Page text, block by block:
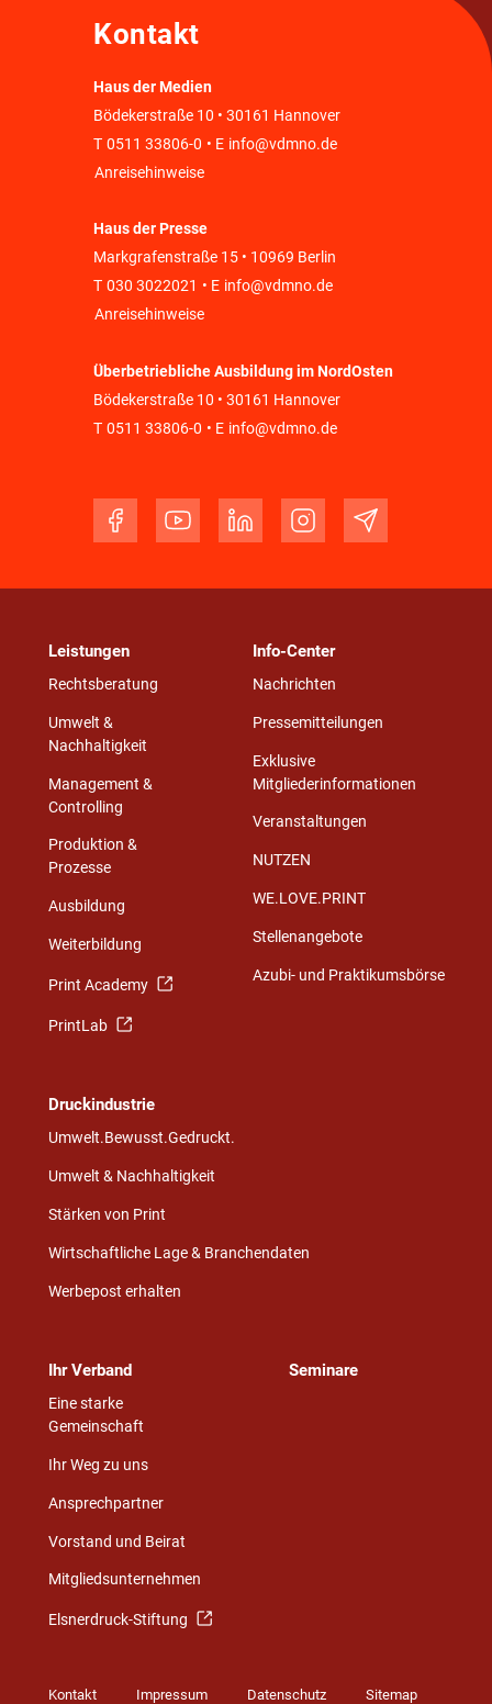
Kontakt
Haus der Medien
Bödekerstraße 10 • 30161 Hannover
T 0511 33806-0 • E info@vdmno.de
Anreisehinweise
Haus der Presse
Markgrafenstraße 15 • 10969 Berlin
T 030 3022021 • E info@vdmno.de
Anreisehinweise
Überbetriebliche Ausbildung im NordOsten
Bödekerstraße 10 • 30161 Hannover
T 0511 33806-0 • E info@vdmno.de
Leistungen
Rechtsberatung
Umwelt &
Nachhaltigkeit
Management &
Controlling
Produktion &
Prozesse
Ausbildung
Weiterbildung
Print Academy
PrintLab
Info-Center
Nachrichten
Pressemitteilungen
Exklusive
Mitgliederinformationen
Veranstaltungen
NUTZEN
WE.LOVE.PRINT
Stellenangebote
Azubi- und Praktikumsbörse
Druckindustrie
Umwelt.Bewusst.Gedruckt.
Umwelt & Nachhaltigkeit
Stärken von Print
Wirtschaftliche Lage & Branchendaten
Werbepost erhalten
Ihr Verband
Eine starke
Gemeinschaft
Ihr Weg zu uns
Ansprechpartner
Vorstand und Beirat
Mitgliedsunternehmen
Elsnerdruck-Stiftung
Seminare
Kontakt Impressum Datenschutz Sitemap